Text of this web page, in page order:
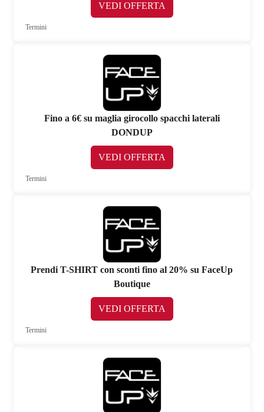
VEDI OFFERTA
Termini
Fino a 6€ su maglia girocollo spacchi laterali
DONDUP
VEDI OFFERTA
Termini
Prendi T-SHIRT con sconti fino al 20% su FaceUp
Boutique
VEDI OFFERTA
Termini